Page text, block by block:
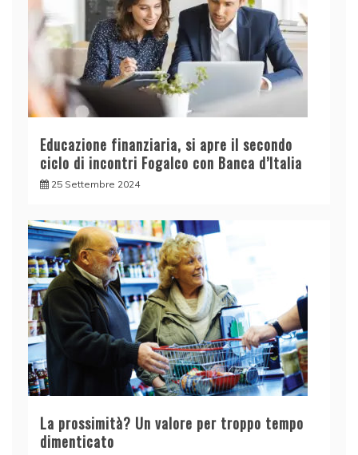
Educazione finanziaria, si apre il secondo
ciclo di incontri Fogalco con Banca d’Italia
25 Settembre 2024
La prossimità? Un valore per troppo tempo
dimenticato